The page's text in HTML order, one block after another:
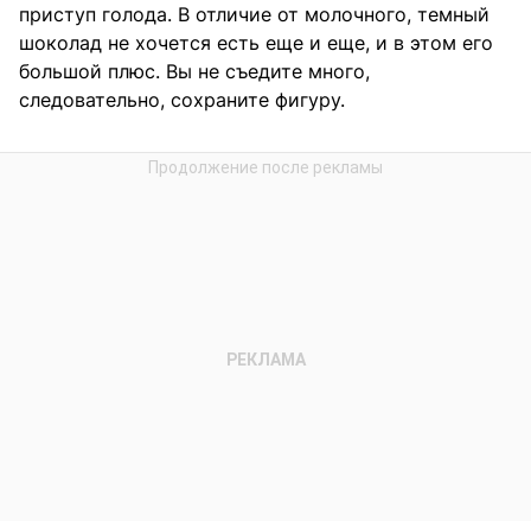
приступ голода. В отличие от молочного, темный
шоколад не хочется есть еще и еще, и в этом его
большой плюс. Вы не съедите много,
следовательно, сохраните фигуру.